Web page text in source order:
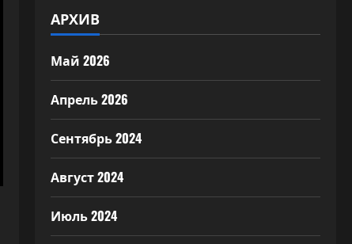
АРХИВ
Май 2026
Апрель 2026
Сентябрь 2024
Август 2024
Июль 2024